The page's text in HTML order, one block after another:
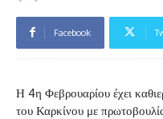
Facebook
Η 4η Φεβρουαρίου έχει
του Καρκίνου με